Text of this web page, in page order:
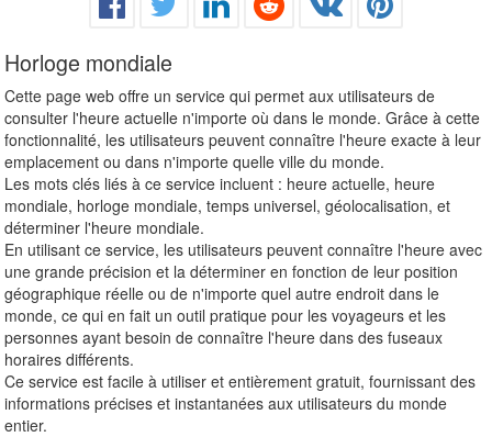
Horloge mondiale
Cette page web offre un service qui permet aux utilisateurs de
consulter l'heure actuelle n'importe où dans le monde. Grâce à cette
fonctionnalité, les utilisateurs peuvent connaître l'heure exacte à leur
emplacement ou dans n'importe quelle ville du monde.
Les mots clés liés à ce service incluent : heure actuelle, heure
mondiale, horloge mondiale, temps universel, géolocalisation, et
déterminer l'heure mondiale.
En utilisant ce service, les utilisateurs peuvent connaître l'heure avec
une grande précision et la déterminer en fonction de leur position
géographique réelle ou de n'importe quel autre endroit dans le
monde, ce qui en fait un outil pratique pour les voyageurs et les
personnes ayant besoin de connaître l'heure dans des fuseaux
horaires différents.
Ce service est facile à utiliser et entièrement gratuit, fournissant des
informations précises et instantanées aux utilisateurs du monde
entier.